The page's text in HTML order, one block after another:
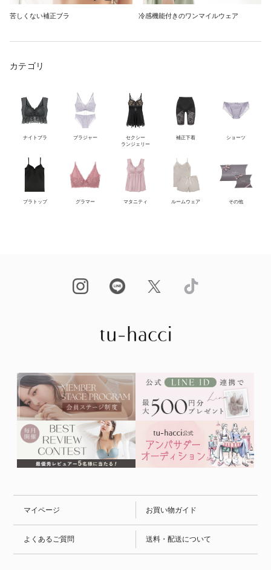
苦しくない補正ブラ 冷感機能付きのワンマイルウェア
カテゴリ
ナイトブラ ブラジャー
セクシー
ランジェリー
補正下着 ショーツ
ブラトップ グラマー マタニティ ルームウェア その他
マイページ お買い物ガイド
よくあるご質問 送料・配送について